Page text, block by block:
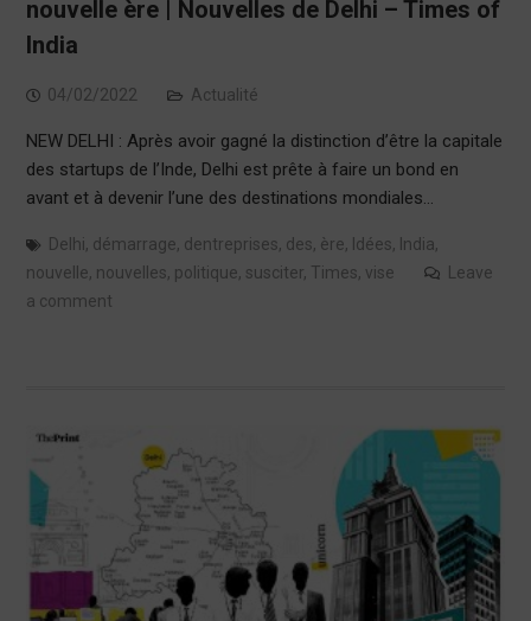
nouvelle ère | Nouvelles de Delhi – Times of
India
04/02/2022 Actualité
NEW DELHI : Après avoir gagné la distinction d’être la capitale
des startups de l’Inde, Delhi est prête à faire un bond en
avant et à devenir l’une des destinations mondiales…
Delhi, démarrage, dentreprises, des, ère, Idées, India,
nouvelle, nouvelles, politique, susciter, Times, vise
Leave
a comment